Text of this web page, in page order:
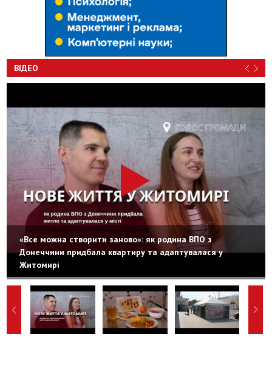
ВІДЕО
«Все можна створити заново»: як родина ВПО з
Донеччини придбала квартиру та адаптувалася у
Житомирі